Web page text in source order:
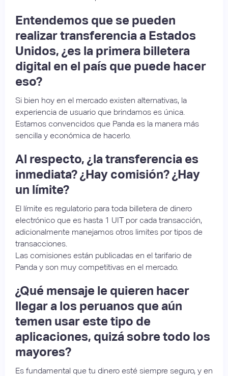
Entendemos que se pueden
realizar transferencia a Estados
Unidos, ¿es la primera billetera
digital en el país que puede hacer
eso?
Si bien hoy en el mercado existen alternativas, la
experiencia de usuario que brindamos es única.
Estamos convencidos que Panda es la manera más
sencilla y económica de hacerlo.
Al respecto, ¿la transferencia es
inmediata? ¿Hay comisión? ¿Hay
un límite?
El límite es regulatorio para toda billetera de dinero
electrónico que es hasta 1 UIT por cada transacción,
adicionalmente manejamos otros limites por tipos de
transacciones.
Las comisiones están publicadas en el tarifario de
Panda y son muy competitivas en el mercado.
¿Qué mensaje le quieren hacer
llegar a los peruanos que aún
temen usar este tipo de
aplicaciones, quizá sobre todo los
mayores?
Es fundamental que tu dinero esté siempre seguro, y en